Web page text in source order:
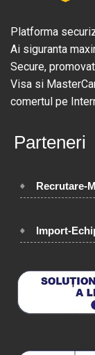
Platforma
Ai siguranta
Secure,
Visa si
comertul pe
Parteneri
Recrutare-
Import-